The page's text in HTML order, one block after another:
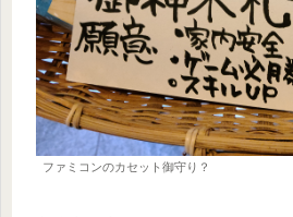
ファミコンのカセット御守り？